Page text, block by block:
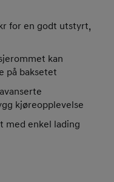
for en godt utstyrt,
kan
på baksetet
kjøreopplevelse
med enkel lading